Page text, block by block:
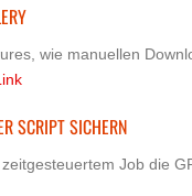
wie manuellen
SCRIPT SICHERN
Job die